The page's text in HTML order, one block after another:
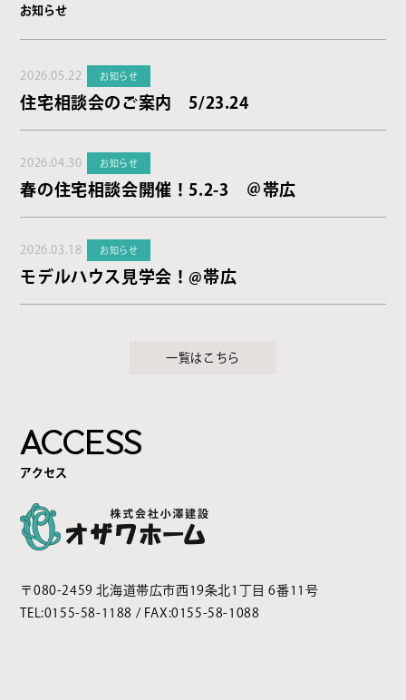
お知らせ
2026.05.22 お知らせ
住宅相談会のご案内 5/23.24
2026.04.30 お知らせ
春の住宅相談会開催！5.2-3 ＠帯広
2026.03.18 お知らせ
モデルハウス見学会！@帯広
一覧はこちら
ACCESS
アクセス
〒080-2459 北海道帯広市西19条北1丁目 6番11号
TEL:0155-58-1188 / FAX:0155-58-1088